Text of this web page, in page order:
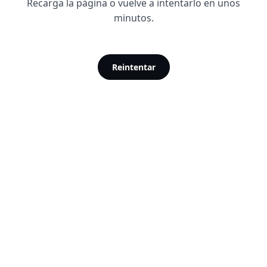
Recarga la página o vuelve a intentarlo en unos
minutos.
Reintentar